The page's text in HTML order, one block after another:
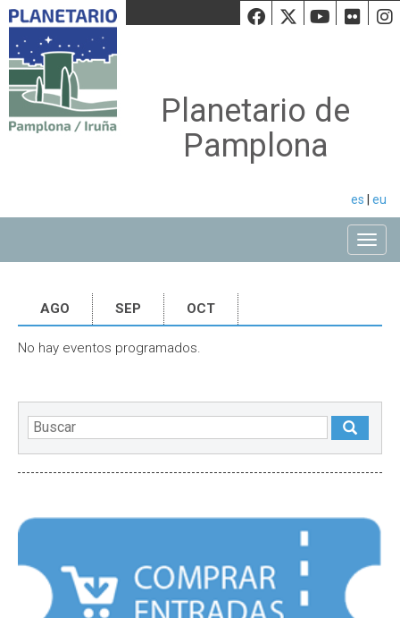
Facebook
Twiiter
Planetario de
Pamplona
es eu
AGO SEP OCT
No hay eventos programados.